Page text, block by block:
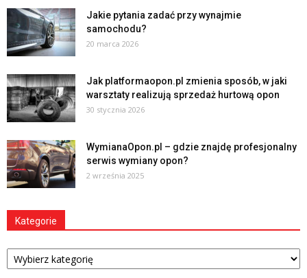
Jakie pytania zadać przy wynajmie
samochodu?
20 marca 2026
Jak platformaopon.pl zmienia sposób, w jaki
warsztaty realizują sprzedaż hurtową opon
30 stycznia 2026
WymianaOpon.pl – gdzie znajdę profesjonalny
serwis wymiany opon?
2 września 2025
Kategorie
Kategorie